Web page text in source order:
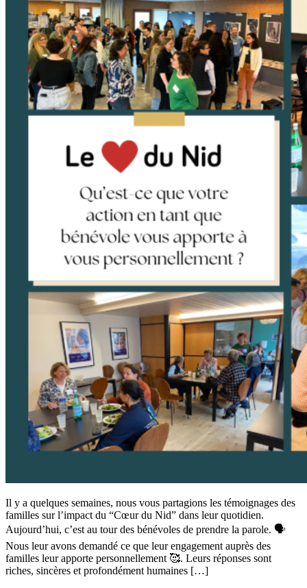
Il y a quelques semaines, nous vous partagions les témoignages des
familles sur l’impact du “Cœur du Nid” dans leur quotidien.
Aujourd’hui, c’est au tour des bénévoles de prendre la parole. 🗣️
Nous leur avons demandé ce que leur engagement auprès des
familles leur apporte personnellement 🥰. Leurs réponses sont
riches, sincères et profondément humaines […]